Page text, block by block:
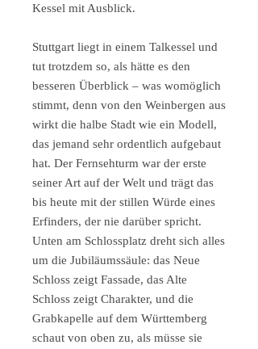
Kessel mit Ausblick.
Stuttgart liegt in einem Talkessel und
tut trotzdem so, als hätte es den
besseren Überblick – was womöglich
stimmt, denn von den Weinbergen aus
wirkt die halbe Stadt wie ein Modell,
das jemand sehr ordentlich aufgebaut
hat. Der Fernsehturm war der erste
seiner Art auf der Welt und trägt das
bis heute mit der stillen Würde eines
Erfinders, der nie darüber spricht.
Unten am Schlossplatz dreht sich alles
um die Jubiläumssäule: das Neue
Schloss zeigt Fassade, das Alte
Schloss zeigt Charakter, und die
Grabkapelle auf dem Württemberg
schaut von oben zu, als müsse sie